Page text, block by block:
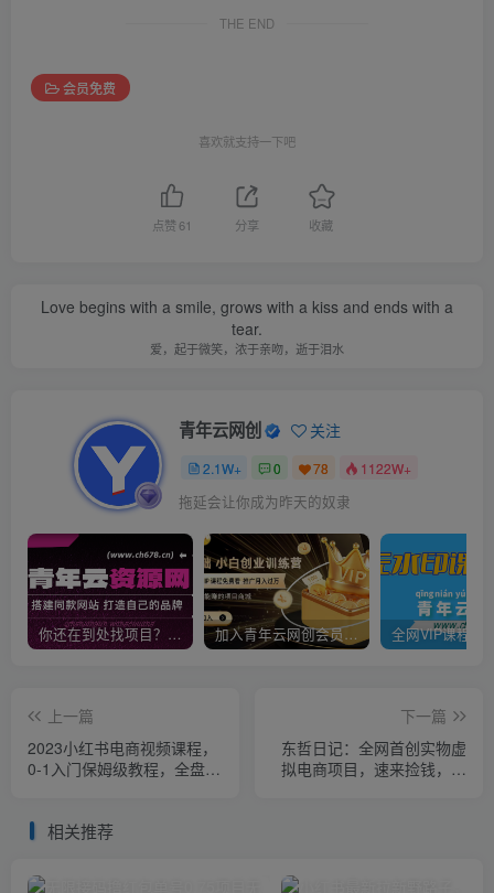
THE END
会员免费
喜欢就支持一下吧
点赞61 分享 收藏
Time always save the best for last.
时间总把最好的人留到最后
开心点，别担心，微笑就好
你还在到处找项目？还在当韭菜？我靠卖项目一个月收入5万+，曾经我也是个失败者。 加入青年云网创会员，全站资源免费学习。加入高级合伙人，推广日入1000+
2023小红书电商视频课程，
0-1入门保姆级教程，全盘玩
法小白也能做到月入2w+
东哲日记：全网首创实物虚
拟电商项目，速来捡钱，成
本低，一单赚几十块！